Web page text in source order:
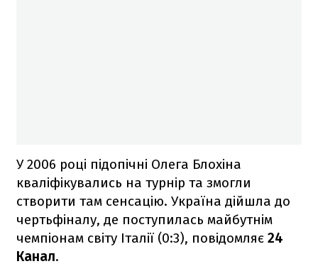
У 2006 році підопічні Олега Блохіна
кваліфікувались на турнір та змогли
створити там сенсацію. Україна дійшла до
чертьфіналу, де поступилась майбутнім
чемпіонам світу Італії (0:3), повідомляє 24
Канал.